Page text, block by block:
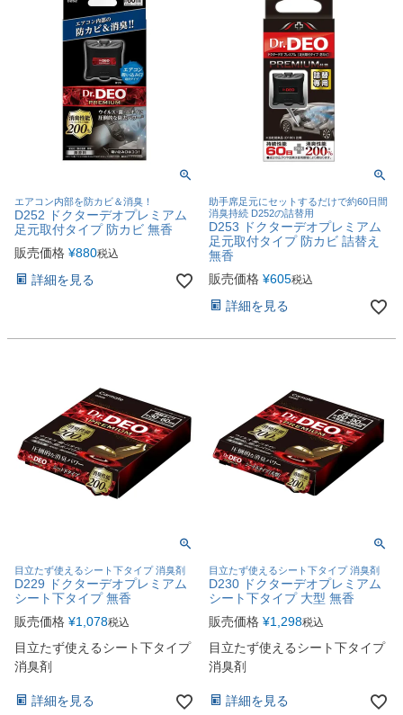
エアコン内部を防カビ＆消臭！
D252 ドクターデオプレミアム
足元取付タイプ 防カビ 無香
販売価格 ¥880税込
詳細を見る
助手席足元にセットするだけで約60日間
消臭持続 D252の詰替用
D253 ドクターデオプレミアム
足元取付タイプ 防カビ 詰替え
無香
販売価格 ¥605税込
詳細を見る
目立たず使えるシート下タイプ 消臭剤
D229 ドクターデオプレミアム
シート下タイプ 無香
販売価格 ¥1,078税込
目立たず使えるシート下タイプ
消臭剤
詳細を見る
目立たず使えるシート下タイプ 消臭剤
D230 ドクターデオプレミアム
シート下タイプ 大型 無香
販売価格 ¥1,298税込
目立たず使えるシート下タイプ
消臭剤
詳細を見る